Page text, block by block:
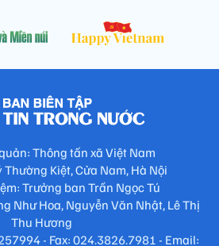
Thông tấn xã Việt Nam
Thường Kiệt, Cửa Nam, Hà Nội
Trưởng ban Trần Ngọc Tú
Như Hoa, Nguyễn Văn Nhật, Lê Thị
Thu Hương
- Fax: 024.3826.7981 - Email: